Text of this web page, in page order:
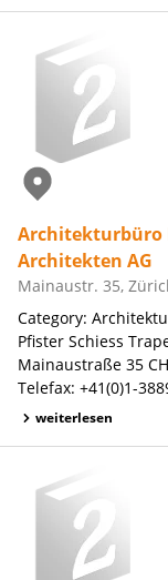
Architekturbüro
Architekten AG
Mainaustr. 35,
Category:
Pfister Schiess
Mainaustraße 35
Telefax: +41(0)1-
weiterlesen